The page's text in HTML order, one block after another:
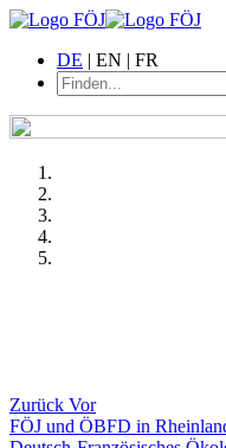
DE | EN | FR
Zurück Vor
FÖJ und ÖBFD in